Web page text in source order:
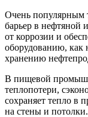
Очень популярным
барьер в нефтяной
от коррозии и
оборудованию, как
хранению
В пищевой
теплопотери,
сохраняет тепло в
на стены и потолки.